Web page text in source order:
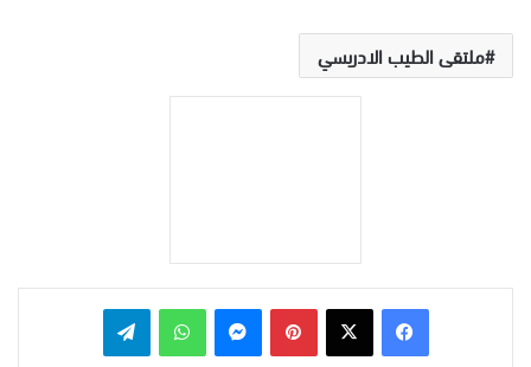
ملتقى الطيب الادريسي
بينتيريست واتساب